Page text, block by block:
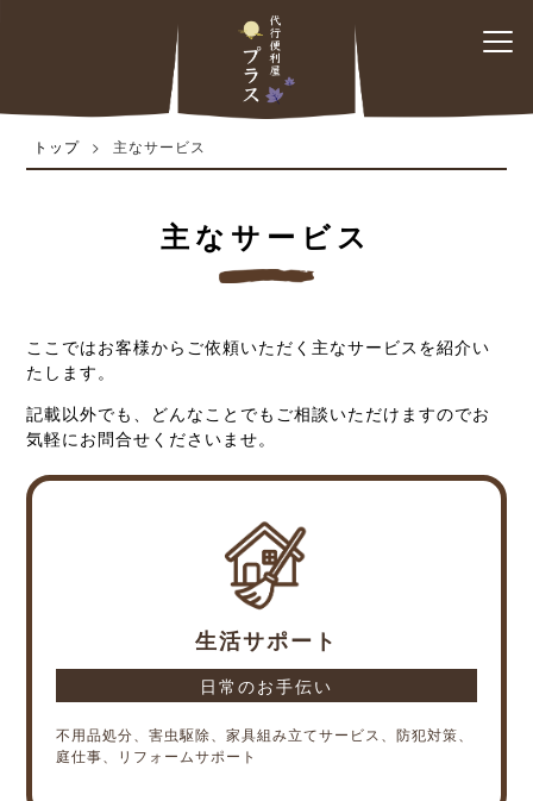
特定商取引法に基づく表記
会社情報
料金について
主なサービス
0120-265-115
トップ > 主なサービス
主なサービス
ここではお客様からご依頼いただく主なサービスを紹介い
たします。
記載以外でも、どんなことでもご相談いただけますのでお
気軽にお問合せくださいませ。
生活サポート
日常のお手伝い
不用品処分、害虫駆除、家具組み立てサービス、防犯対策、
庭仕事、リフォームサポート